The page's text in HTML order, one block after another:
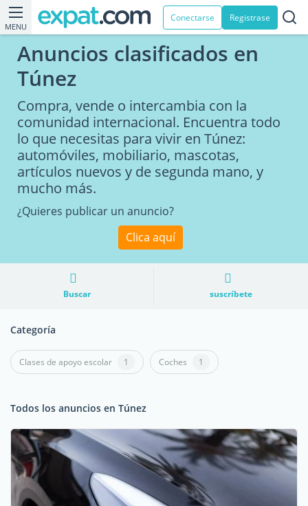
MENU
Conectarse Registrase
Anuncios clasificados en
Túnez
Compra, vende o intercambia con la
comunidad internacional. Encuentra todo
lo que necesitas para vivir en Túnez:
automóviles, mobiliario, mascotas,
artículos nuevos y de segunda mano, y
mucho más.
¿Quieres publicar un anuncio?
Clica aquí
Buscar suscríbete
Categoría
Clases de apoyo escolar 1 Coches 1
Todos los anuncios en Túnez